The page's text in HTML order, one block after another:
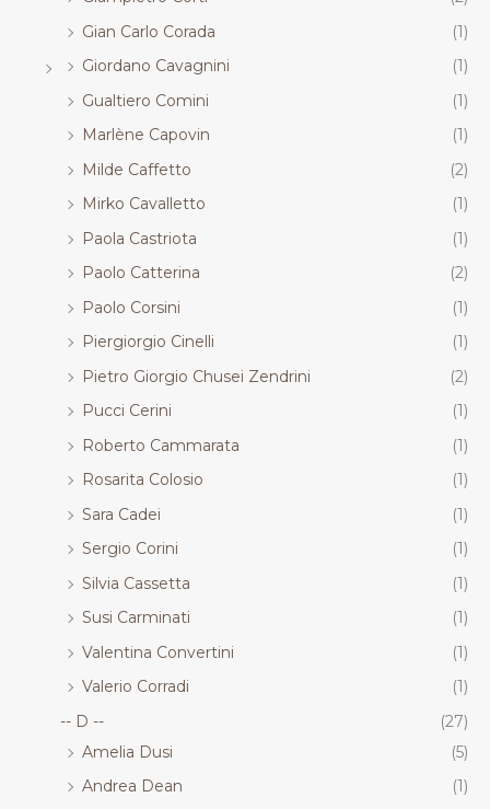
Gian Carlo Corada
(1)
Giordano Cavagnini
(1)
Gualtiero Comini
(1)
Marlène Capovin
(1)
Milde Caffetto
(2)
Mirko Cavalletto
(1)
Paola Castriota
(1)
Paolo Catterina
(2)
Paolo Corsini
(1)
Piergiorgio Cinelli
(1)
Pietro Giorgio Chusei Zendrini
(2)
Pucci Cerini
(1)
Roberto Cammarata
(1)
Rosarita Colosio
(1)
Sara Cadei
(1)
Sergio Corini
(1)
Silvia Cassetta
(1)
Susi Carminati
(1)
Valentina Convertini
(1)
Valerio Corradi
(1)
-- D --
(27)
Amelia Dusi
(5)
Andrea Dean
(1)